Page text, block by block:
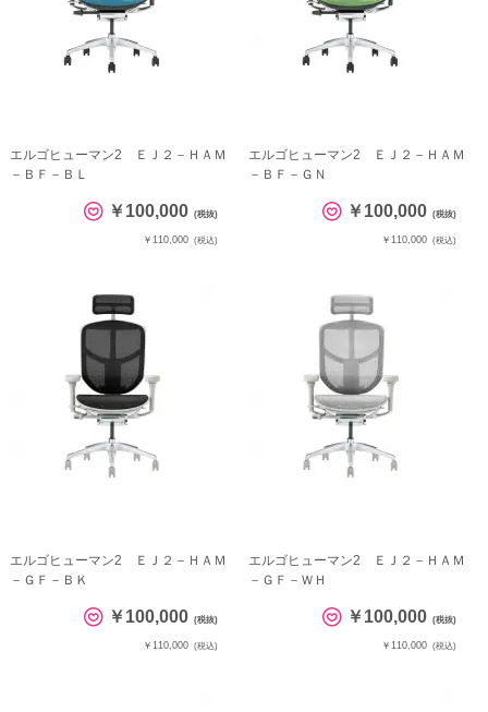
エルゴヒューマン2 ＥＪ２－ＨＡＭ
－ＢＦ－ＢＬ
￥100,000 (税抜)
￥110,000 (税込)
エルゴヒューマン2 ＥＪ２－ＨＡＭ
－ＢＦ－ＧＮ
￥100,000 (税抜)
￥110,000 (税込)
エルゴヒューマン2 ＥＪ２－ＨＡＭ
－ＧＦ－ＢＫ
￥100,000 (税抜)
￥110,000 (税込)
エルゴヒューマン2 ＥＪ２－ＨＡＭ
－ＧＦ－ＷＨ
￥100,000 (税抜)
￥110,000 (税込)